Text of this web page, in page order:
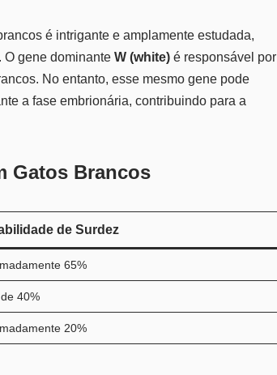
é intrigante e amplamente estudada,
O gene dominante W (white)é responsável por
No entanto, esse mesmo gene pode
a fase embrionária, contribuindo para a
Gatos Brancos
de Surdez
65%
40%
20%